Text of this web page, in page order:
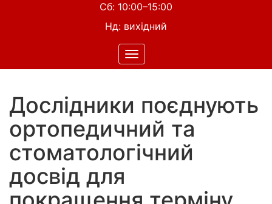
Сб: 10:00–15:00
Нд: вихідний
Toggle
navigation
Дослідники поєднують
ортопедичний та
стоматологічний
досвід для